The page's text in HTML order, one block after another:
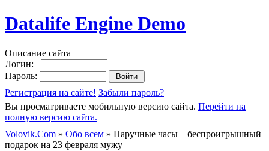
Datalife Engine Demo
Описание сайта
Логин:
Пароль:
Регистрация на сайте! Забыли пароль?
Вы просматриваете мобильную версию сайта. Перейти на
полную версию сайта.
Volovik.Com » Обо всем » Наручные часы – беспроигрышный
подарок на 23 февраля мужу